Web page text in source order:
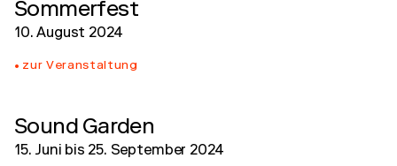
Sommerfest
10. August 2024
zur Veranstaltung
Sound Garden
15. Juni bis 25. September 2024